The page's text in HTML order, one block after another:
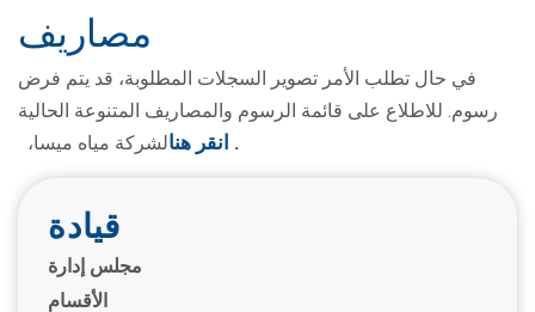
مصاريف
في حال تطلب الأمر تصوير السجلات المطلوبة، قد يتم فرض
رسوم. للاطلاع على قائمة الرسوم والمصاريف المتنوعة الحالية
لشركة مياه ميسا،انقر هنا
قيادة
مجلس إدارة
الأقسام